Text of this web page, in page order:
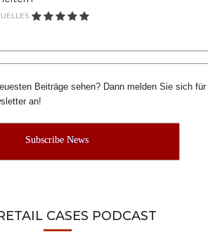
Beiträge sehen? Dann melden Sie sich für
an!
Subscribe News
CASES PODCAST